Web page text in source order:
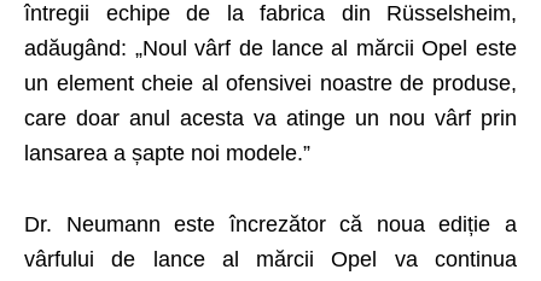
întregii echipe de la fabrica din Rüsselsheim,
adăugând: „Noul vârf de lance al mărcii Opel este
un element cheie al ofensivei noastre de produse,
care doar anul acesta va atinge un nou vârf prin
lansarea a șapte noi modele.”
Dr. Neumann este încrezător că noua ediție a
vârfului de lance al mărcii Opel va continua